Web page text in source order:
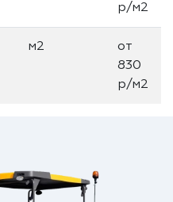
р/м2
м2
от
830
р/м2